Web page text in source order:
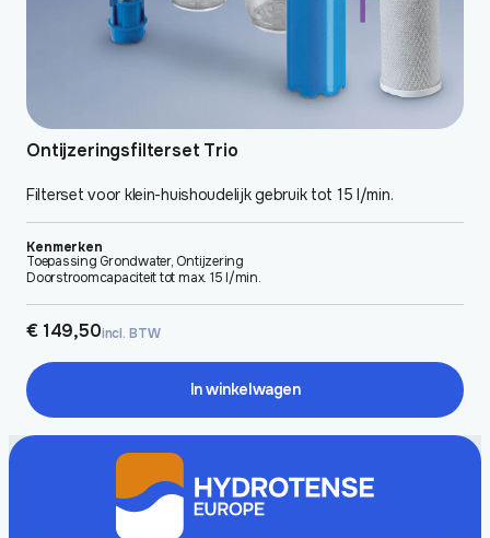
Ontijzeringsfilterset Trio
Filterset voor klein-huishoudelijk gebruik tot 15 l/min.
Kenmerken
Toepassing Grondwater, Ontijzering
Doorstroomcapaciteit tot max. 15 l/min.
€149,50incl. BTW
In winkelwagen